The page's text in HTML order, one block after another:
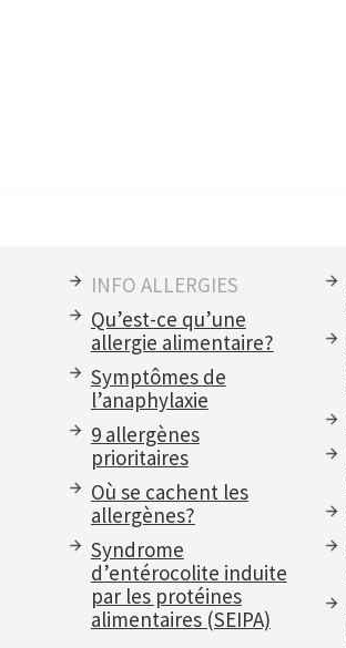
INFO ALLERGIES
Qu’est-ce qu’une
allergie alimentaire?
Symptômes de
l’anaphylaxie
9 allergènes
prioritaires
Où se cachent les
allergènes?
Syndrome
d’entérocolite induite
par les protéines
alimentaires (SEIPA)